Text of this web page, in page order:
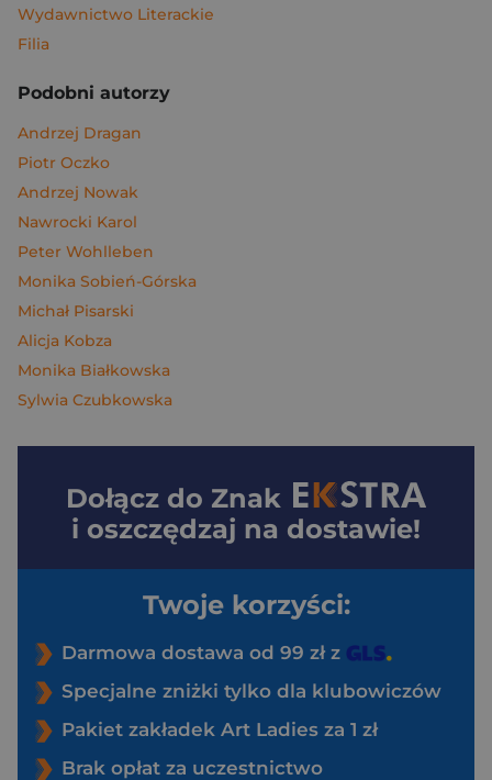
Wydawnictwo Literackie
Filia
Podobni autorzy
Andrzej Dragan
Piotr Oczko
Andrzej Nowak
Nawrocki Karol
Peter Wohlleben
Monika Sobień-Górska
Michał Pisarski
Alicja Kobza
Monika Białkowska
Sylwia Czubkowska
Dołącz do Znak
i oszczędzaj na dostawie!
Twoje korzyści:
Darmowa dostawa od 99 zł z
Specjalne zniżki tylko dla klubowiczów
Pakiet zakładek Art Ladies za 1 zł
Brak opłat za uczestnictwo